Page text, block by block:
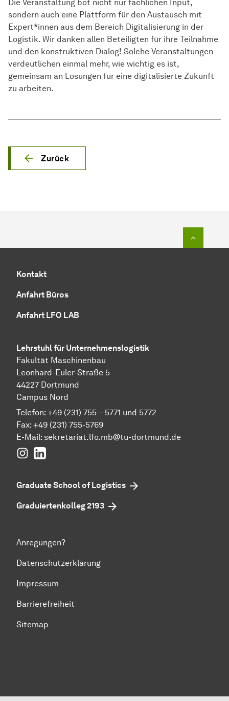
Die Veranstaltung bot nicht nur fachlichen Input,
sondern auch eine Plattform für den Austausch mit
Expert*innen aus dem Bereich Digitalisierung in der
Logistik. Wir danken allen Beteiligten für ihre Teilnahme
und den konstruktiven Dialog! Solche Veranstaltungen
verdeutlichen einmal mehr, wie wichtig es ist,
gemeinsam an Lösungen für eine digitalisierte Zukunft
zu arbeiten.
Zurück
Kontakt
Anfahrt Büros
Anfahrt LFO LAB
Lehrstuhl für Unternehmenslogistik
Fakultät Maschinenbau
Leonhard-Euler-Straße 5
44227 Dortmund
Campus Nord
Telefon: +49 (231) 755 – 5771 und 5772
Fax: +49 (231) 755-5769
E-Mail: sekretariat.lfo.mb@tu-dortmund.de
Instagram
LinkedIn
Graduate School of Logistics
Graduiertenkolleg 2193
Anregungen?
Datenschutzerklärung
Impressum
Barrierefreiheit
Sitemap